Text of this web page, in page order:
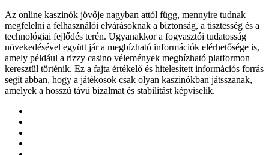
Az online kaszinók jövője nagyban attól függ, mennyire tudnak
megfelelni a felhasználói elvárásoknak a biztonság, a tisztesség és a
technológiai fejlődés terén. Ugyanakkor a fogyasztói tudatosság
növekedésével együtt jár a megbízható információk elérhetősége is,
amely például a rizzy casino vélemények megbízható platformon
keresztül történik. Ez a fajta értékelő és hitelesített információs forrás
segít abban, hogy a játékosok csak olyan kaszinókban játsszanak,
amelyek a hosszú távú bizalmat és stabilitást képviselik.